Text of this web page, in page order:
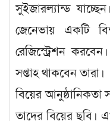
সুইজারল্যান্ড
জেনেভায় একটি
রেজিস্ট্রেশন
সপ্তাহ থাকবেন তারা।
বিয়ের আনুষ্ঠানিকতা
তাদের বিয়ের ছবি।